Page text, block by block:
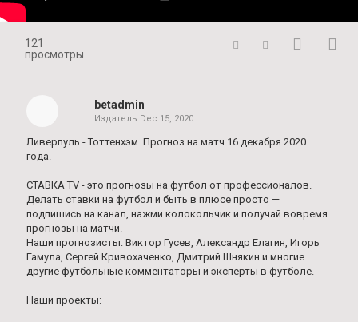
121
просмотры
betadmin
Издатель Dec 15, 2020
Ливерпуль - Тоттенхэм. Прогноз на матч 16 декабря 2020
года.
СТАВКА TV - это прогнозы на футбол от профессионалов.
Делать ставки на футбол и быть в плюсе просто —
подпишись на канал, нажми колокольчик и получай вовремя
прогнозы на матчи.
Наши прогнозисты: Виктор Гусев, Александр Елагин, Игорь
Гамула, Сергей Кривохаченко, Дмитрий Шнякин и многие
другие футбольные комментаторы и эксперты в футболе.
Наши проекты: